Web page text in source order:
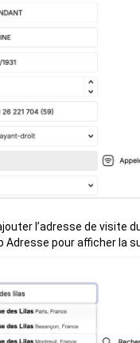
l’adresse de visite
Adresse pour afficher la